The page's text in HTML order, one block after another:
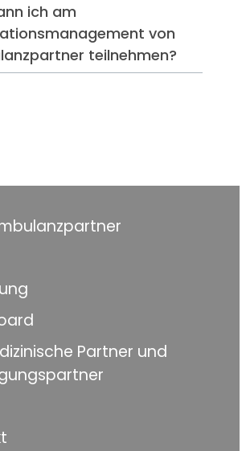
ich am
von
teilnehmen?
Partner und